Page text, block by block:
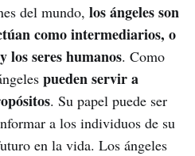
del mundo, los ángeles son
como intermediarios, o
los seres humanos. Como
pueden servir a
. Su papel puede ser
a los individuos de su
en la vida. Los ángeles